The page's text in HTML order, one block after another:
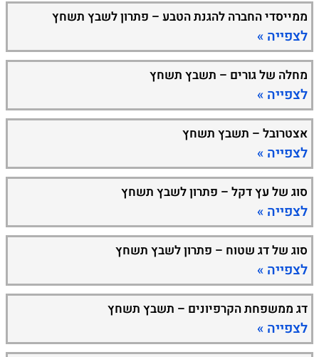
ממייסדי החברה להגנת הטבע – פתרון לשבץ תשחץ
לצפייה »
מחלה של גורים – תשבץ תשחץ
לצפייה »
אצטרובל – תשבץ תשחץ
לצפייה »
סוג של עץ דקל – פתרון לשבץ תשחץ
לצפייה »
סוג של דג שטוח – פתרון לשבץ תשחץ
לצפייה »
דג ממשפחת הקרפיונים – תשבץ תשחץ
לצפייה »